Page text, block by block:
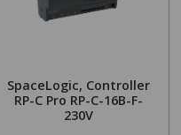
SpaceLogic, Controller
RP-C Pro RP-C-16B-F-
230V